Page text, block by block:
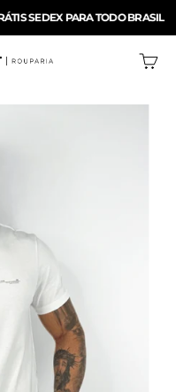
SEDEX PARA TODO BRASIL